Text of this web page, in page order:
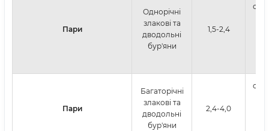
Пари
Однорічні
злакові та
дводольні
бур'яни
1,5-2,4
Пари
Багаторічні
злакові та
дводольні
бур'яни
2,4-4,0